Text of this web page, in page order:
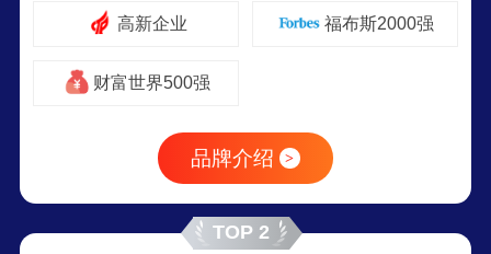
高新企业 福布斯2000强
财富世界500强
品牌介绍 >
TOP 2